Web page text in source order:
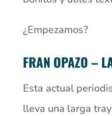
¿Empezamos?
FRAN OPAZO –
Esta actual
lleva una larga